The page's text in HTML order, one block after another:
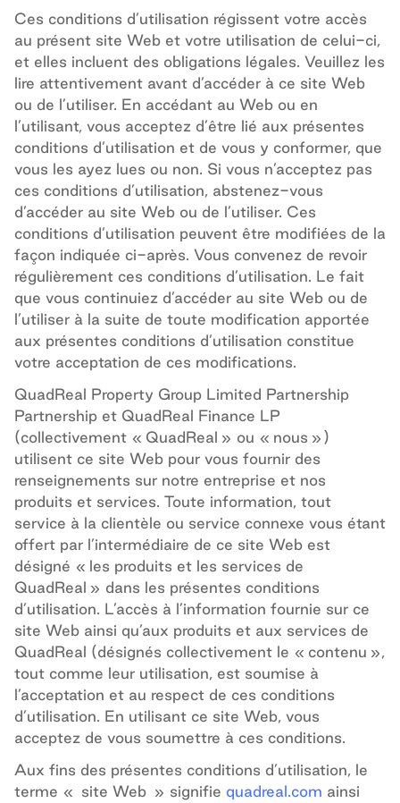
Ces conditions d’utilisation régissent votre accès
au présent site Web et votre utilisation de celui-ci,
et elles incluent des obligations légales. Veuillez les
lire attentivement avant d’accéder à ce site Web
ou de l’utiliser. En accédant au Web ou en
l’utilisant, vous acceptez d’être lié aux présentes
conditions d’utilisation et de vous y conformer, que
vous les ayez lues ou non. Si vous n’acceptez pas
ces conditions d’utilisation, abstenez-vous
d’accéder au site Web ou de l’utiliser. Ces
conditions d’utilisation peuvent être modifiées de la
façon indiquée ci-après. Vous convenez de revoir
régulièrement ces conditions d’utilisation. Le fait
que vous continuiez d’accéder au site Web ou de
l’utiliser à la suite de toute modification apportée
aux présentes conditions d’utilisation constitue
votre acceptation de ces modifications.
QuadReal Property Group Limited Partnership
Partnership et QuadReal Finance LP
(collectivement « QuadReal » ou « nous »)
utilisent ce site Web pour vous fournir des
renseignements sur notre entreprise et nos
produits et services. Toute information, tout
service à la clientèle ou service connexe vous étant
offert par l’intermédiaire de ce site Web est
désigné « les produits et les services de
QuadReal » dans les présentes conditions
d’utilisation. L’accès à l’information fournie sur ce
site Web ainsi qu’aux produits et aux services de
QuadReal (désignés collectivement le « contenu »,
tout comme leur utilisation, est soumise à
l’acceptation et au respect de ces conditions
d’utilisation. En utilisant ce site Web, vous
acceptez de vous soumettre à ces conditions.
Aux fins des présentes conditions d’utilisation, le
terme « site Web » signifie quadreal.com ainsi